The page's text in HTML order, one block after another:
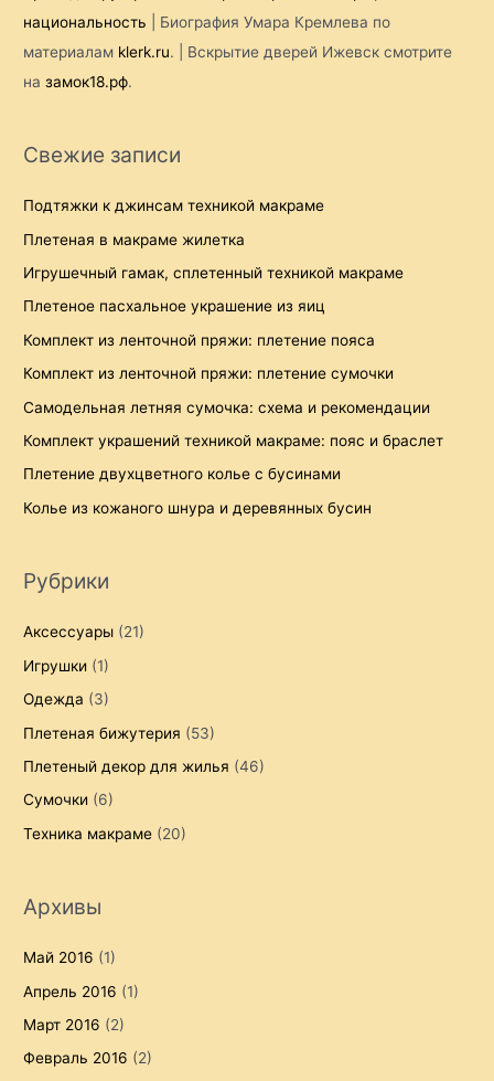
национальность | Биография Умара Кремлева по
материалам klerk.ru. | Вскрытие дверей Ижевск смотрите
назамок18.рф.
Свежие записи
Подтяжки к джинсам техникой макраме
Плетеная в макраме жилетка
Игрушечный гамак, сплетенный техникой макраме
Плетеное пасхальное украшение из яиц
Комплект из ленточной пряжи: плетение пояса
Комплект из ленточной пряжи: плетение сумочки
Самодельная летняя сумочка: схема и рекомендации
Комплект украшений техникой макраме: пояс и браслет
Плетение двухцветного колье с бусинами
Колье из кожаного шнура и деревянных бусин
Рубрики
Аксессуары (21)
Игрушки (1)
Одежда (3)
Плетеная бижутерия (53)
Плетеный декор для жилья (46)
Сумочки (6)
Техника макраме (20)
Архивы
Май 2016 (1)
Апрель 2016 (1)
Март 2016 (2)
Февраль 2016 (2)